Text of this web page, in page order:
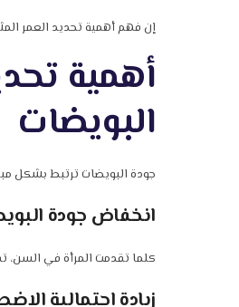
إن فهم أهمية تحديد العمر
أهمية
البويضات
جودة البويضات ترتبط بشكل
انخفاض جودة
كلما تقدمت المرأة في السن،
زيادة احتمالية